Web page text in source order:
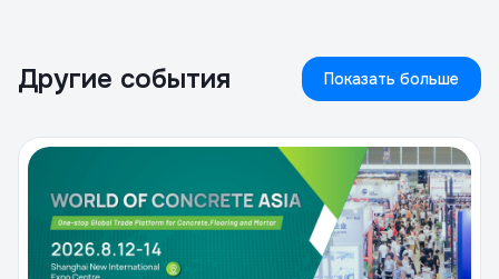
Другие события Показать больше